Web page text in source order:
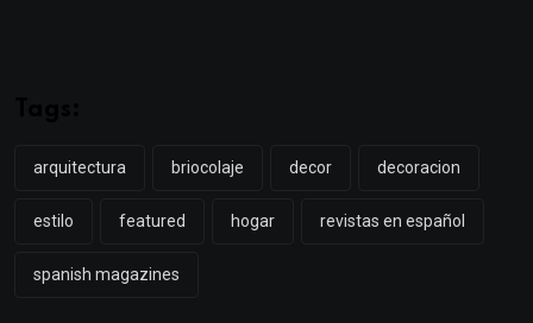
arquitectura briocolaje decor decoracion
estilo featured hogar revistas en español
spanish magazines